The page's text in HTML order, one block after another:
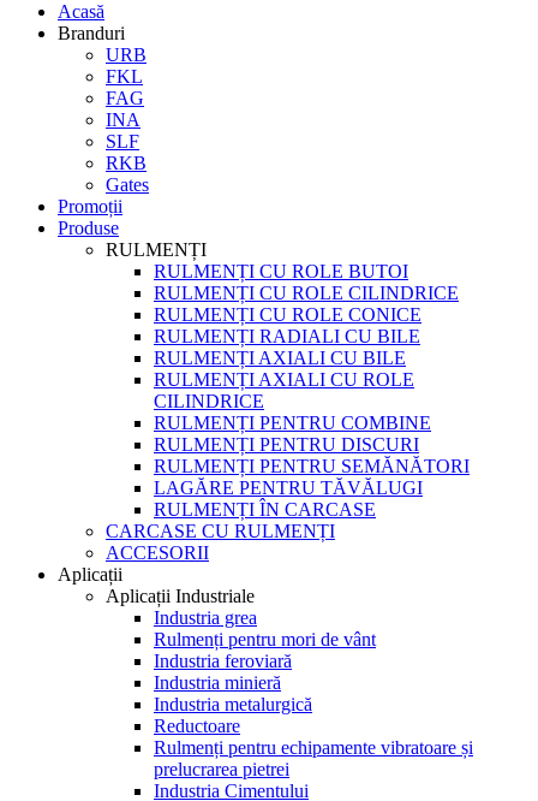
Acasă
Branduri
URB
FKL
FAG
INA
SLF
RKB
Gates
Promoții
Produse
RULMENȚI
RULMENȚI CU ROLE BUTOI
RULMENȚI CU ROLE CILINDRICE
RULMENȚI CU ROLE CONICE
RULMENȚI RADIALI CU BILE
RULMENȚI AXIALI CU BILE
RULMENȚI AXIALI CU ROLE
CILINDRICE
RULMENȚI PENTRU COMBINE
RULMENȚI PENTRU DISCURI
RULMENȚI PENTRU SEMĂNĂTORI
LAGĂRE PENTRU TĂVĂLUGI
RULMENȚI ÎN CARCASE
CARCASE CU RULMENȚI
ACCESORII
Aplicații
Aplicații Industriale
Industria grea
Rulmenți pentru mori de vânt
Industria feroviară
Industria minieră
Industria metalurgică
Reductoare
Rulmenți pentru echipamente vibratoare și
prelucrarea pietrei
Industria Cimentului